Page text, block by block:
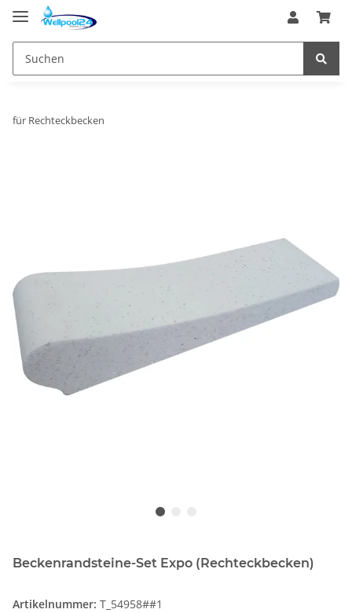
für Rechteckbecken
Beckenrandsteine-Set Expo (Rechteckbecken)
Artikelnummer: T_54958##1